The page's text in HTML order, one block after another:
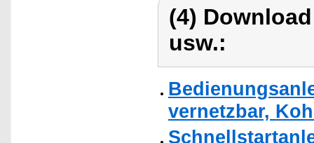
(4)
usw.:
vernetzbar,